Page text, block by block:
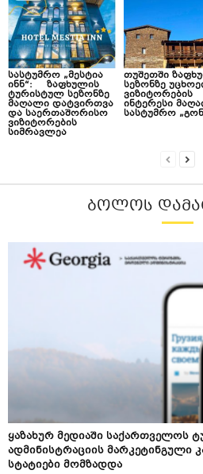
სასტუმრო „მესტია
ინნ“: ზაფხულის
ტურისტულ სეზონზე
მაღალი დატვირთვა
და საერთაშორისო
ვიზიტორების
სიმრავლეა
თუშეთში
სეზონზე
ვიზიტორების
ინტერესი
სასტუმრო
ᲑᲝᲚᲝᲡ
ყაზახურ მედიაში საქართველოს
ადმინისტრაციის მარკეტინგული
სტატიები მომზადდა